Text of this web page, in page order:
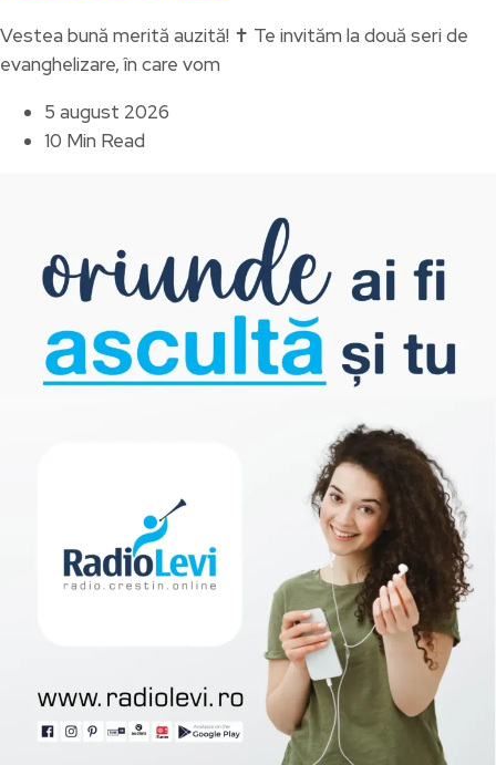
Vestea bună merită auzită! ✝️ Te invităm la două seri de
evanghelizare, în care vom
5 august 2026
10 Min Read